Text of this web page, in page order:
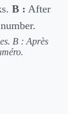
B : After
B : Après